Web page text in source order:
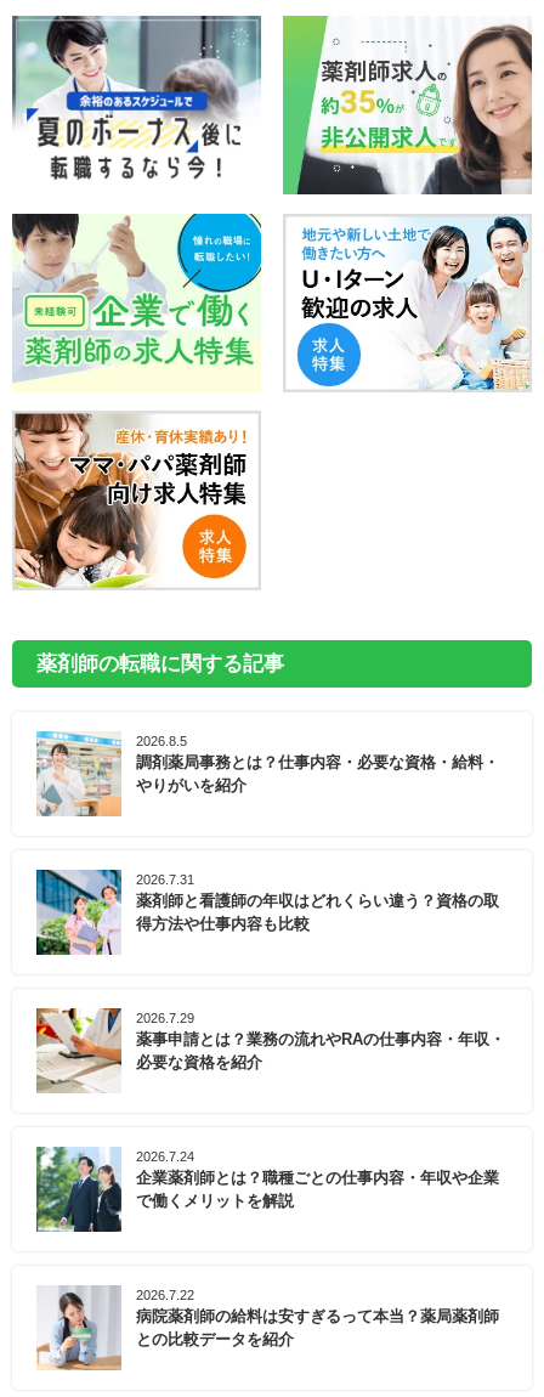
薬剤師の転職に関する記事
2026.8.5
調剤薬局事務とは？仕事内容・必要な資格・給料・
やりがいを紹介
2026.7.31
薬剤師と看護師の年収はどれくらい違う？資格の取
得方法や仕事内容も比較
2026.7.29
薬事申請とは？業務の流れやRAの仕事内容・年収・
必要な資格を紹介
2026.7.24
企業薬剤師とは？職種ごとの仕事内容・年収や企業
で働くメリットを解説
2026.7.22
病院薬剤師の給料は安すぎるって本当？薬局薬剤師
との比較データを紹介